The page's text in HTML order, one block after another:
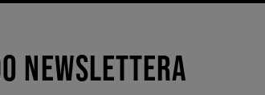
NEWSLETTERA